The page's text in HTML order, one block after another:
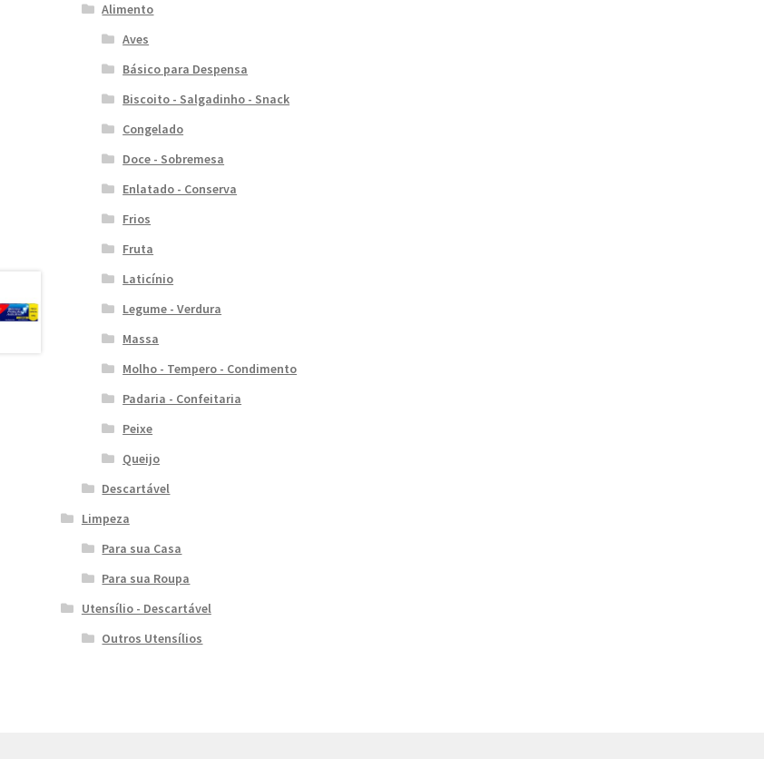
Alimento
Aves
Básico para Despensa
Biscoito - Salgadinho - Snack
Congelado
Doce - Sobremesa
Enlatado - Conserva
Frios
Fruta
Laticínio
Legume - Verdura
Massa
Molho - Tempero - Condimento
Padaria - Confeitaria
Peixe
Queijo
Descartável
Limpeza
Para sua Casa
Para sua Roupa
Utensílio - Descartável
Outros Utensílios